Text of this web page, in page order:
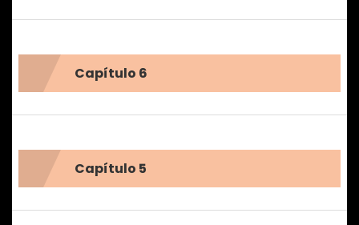
Capítulo 6
Capítulo 5